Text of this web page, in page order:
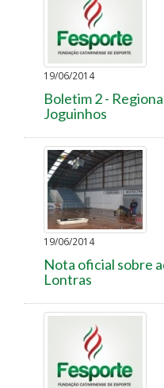
19/06/2014
Boletim 2 -
Joguinhos
19/06/2014
Nota oficial sobre
Lontras